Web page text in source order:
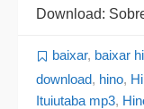
Download:
baixar, baixar
download, hino,
Ituiutaba mp3,